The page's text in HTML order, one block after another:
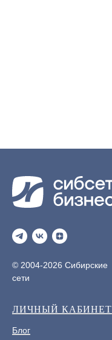
© 2004-2026 Сибирские
сети
ЛИЧНЫЙ КАБИНЕТ
Блог